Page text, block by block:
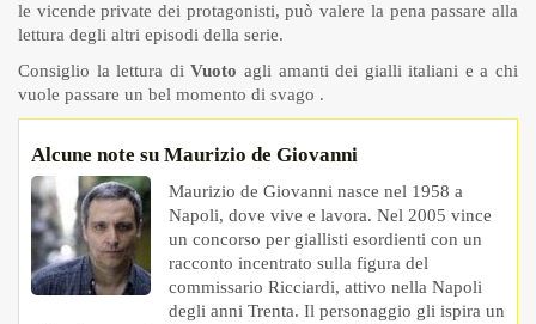
le vicende private dei protagonisti, può valere la pena passare alla
lettura degli altri episodi della serie.
Consiglio la lettura diVuoto agli amanti dei gialli italiani e a chi
vuole passare un bel momento di svago .
Alcune note su Maurizio de Giovanni
Maurizio de Giovanni nasce nel 1958 a
Napoli, dove vive e lavora. Nel 2005 vince
un concorso per giallisti esordienti con un
racconto incentrato sulla figura del
commissario Ricciardi, attivo nella Napoli
degli anni Trenta. Il personaggio gli ispira un